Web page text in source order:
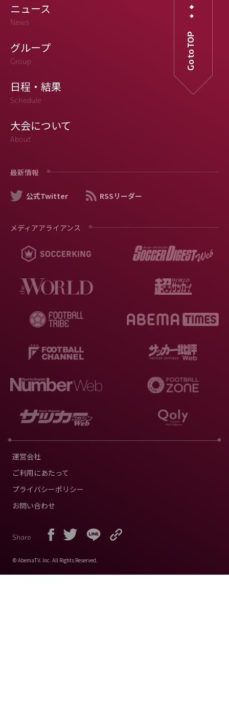
ニュース
News
グループ
Group
日程・結果
Schedule
大会について
About
最新情報
公式Twitter RSSリーダー
メディアアライアンス
Go to TOP
運営会社
ご利用にあたって
プライバシーポリシー
お問い合わせ
Share
© AbemaTV. Inc. All Rights Reserved.